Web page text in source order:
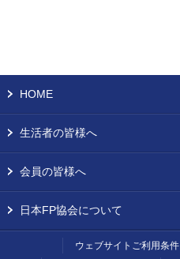
HOME
生活者の皆様へ
会員の皆様へ
日本FP協会について
ウェブサイトご利用条件